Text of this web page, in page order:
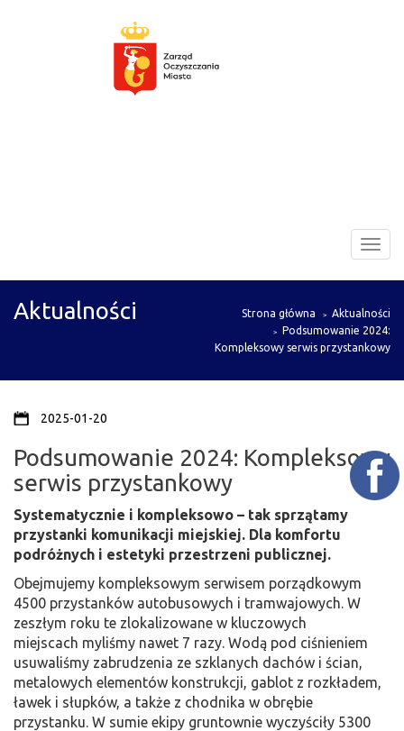
Miasta
Aktualności Strona główna
Aktualności
Podsumowanie 2024:
Kompleksowy serwis przystankowy
2025-01-20
Podsumowanie 2024: Kompleksowy
serwis przystankowy
Systematycznie i kompleksowo – tak sprzątamy
przystanki komunikacji miejskiej. Dla komfortu
podróżnych i estetyki przestrzeni publicznej.
Obejmujemy kompleksowym serwisem porządkowym
4500 przystanków autobusowych i tramwajowych. W
zeszłym roku te zlokalizowane w kluczowych
miejscach myliśmy nawet 7 razy. Wodą pod ciśnieniem
usuwaliśmy zabrudzenia ze szklanych dachów i ścian,
metalowych elementów konstrukcji, gablot z rozkładem,
ławek i słupków, a także z chodnika w obrębie
przystanku. W sumie ekipy gruntownie wyczyściły 5300